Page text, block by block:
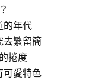
的年代
去繁留簡
捲度
可愛特色